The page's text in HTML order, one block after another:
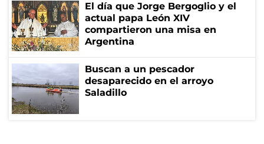
El día que Jorge Bergoglio y el
actual papa León XIV
compartieron una misa en
Argentina
Buscan a un pescador
desaparecido en el arroyo
Saladillo